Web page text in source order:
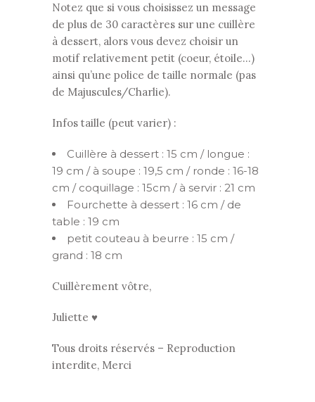
Notez que si vous choisissez un message
de plus de 30 caractères sur une cuillère
à dessert, alors vous devez choisir un
motif relativement petit (coeur, étoile…)
ainsi qu’une police de taille normale (pas
de Majuscules/Charlie).
Infos taille (peut varier) :
Cuillère à dessert : 15 cm / longue :
19 cm / à soupe : 19,5 cm / ronde : 16-18
cm / coquillage : 15cm / à servir : 21 cm
Fourchette à dessert : 16 cm / de
table : 19 cm
petit couteau à beurre : 15 cm /
grand : 18 cm
Cuillèrement vôtre,
Juliette ♥
Tous droits réservés – Reproduction
interdite, Merci